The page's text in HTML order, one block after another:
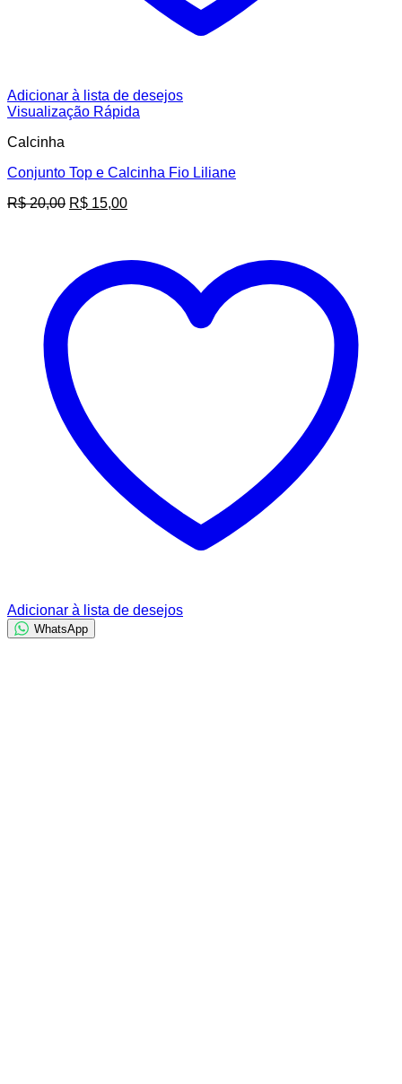
Adicionar à lista de desejos
Visualização Rápida
Calcinha
Conjunto Top e Calcinha Fio Liliane
R$20,00 O
R$ 20,00.
R$ 15,00O
R$ 15,00.
Adicionar à lista de desejos
WhatsApp